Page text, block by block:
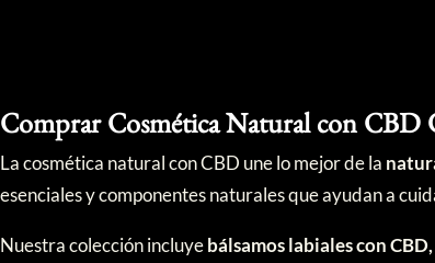
Comprar Cosmética Natural con CBD
La cosmética natural con CBD une lo mejor de la
esenciales y componentes naturales que ayudan a
Nuestra colección incluyebálsamos labiales con